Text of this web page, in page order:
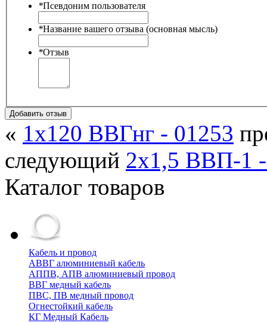
*Псевдоним пользователя
*Название вашего отзыва (основная мысль)
*Отзыв
Добавить отзыв
« 1х120 ВВГнг - 01253
следующий 2х1,5 ВВП-1
Каталог товаров
Кабель и провод
АВВГ алюминиевый кабель
АППВ, АПВ алюминиевый провод
ВВГ медный кабель
ПВС, ПВ медный провод
Огнестойкий кабель
КГ Медный Кабель